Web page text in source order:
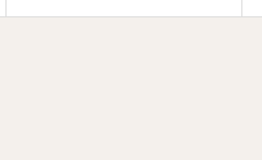
まぐるしいお天気です